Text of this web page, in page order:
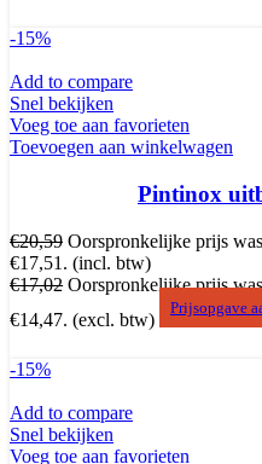
-15%
Add to compare
Snel bekijken
Voeg toe aan favorieten
Toevoegen aan winkelwagen
Pintinox
€20,59 Oorspronkelijke prijs
€17,51. (incl. btw)
€17,02 Oorspronkelijke prijs
€14,47. (excl. btw)
Prijsopgave
-15%
Add to compare
Snel bekijken
Voeg toe aan favorieten